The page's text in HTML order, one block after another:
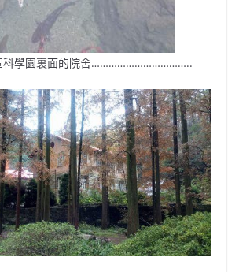
科學園裏面的院舍……………………………..